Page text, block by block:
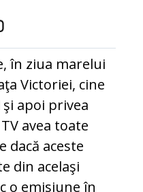
în ziua marelui
Victoriei, cine
şi apoi privea
avea toate
dacă aceste
din acelaşi
o emisiune în